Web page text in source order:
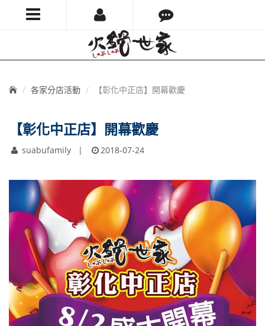
火
鍋
世
首
各家分店活動 【彰化中正店】開幕歡慶
【彰化中正店】開幕歡慶
suabufamily 2018-07-24